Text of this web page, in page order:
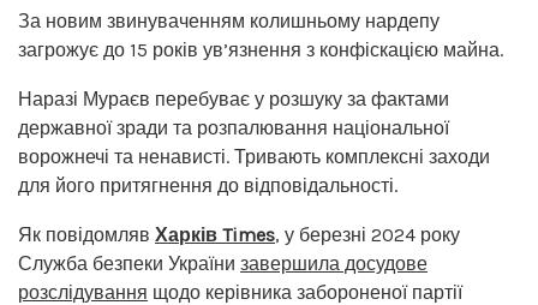
За новим звинуваченням колишньому нардепу
загрожує до 15 років ув’язнення з конфіскацією майна.
Наразі Мураєв перебуває у розшуку за фактами
державної зради та розпалювання національної
ворожнечі та ненависті. Тривають комплексні заходи
для його притягнення до відповідальності.
Як повідомляв Харків Times, у березні 2024 року
Служба безпеки України завершила досудове
розслідування щодо керівника забороненої партії